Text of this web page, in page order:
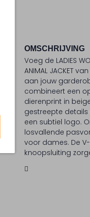
OMSCHRIJVING
Voeg de LADIES
ANIMAL JACKET van
aan jouw
combineert een
dierenprint in
gestreepte
een subtiel logo.
losvallende
voor dames. De
knoopsluiting
mouwen en